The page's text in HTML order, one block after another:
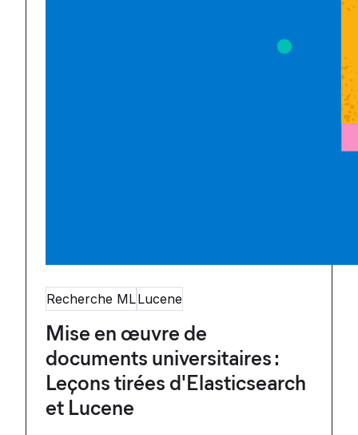
Recherche MLLucene
Mise en œuvre de
documents universitaires :
Leçons tirées d'Elasticsearch
et Lucene